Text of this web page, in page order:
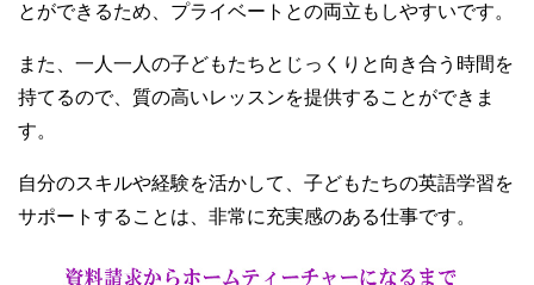
とができるため、プライベートとの両立もしやすいです。
また、一人一人の子どもたちとじっくりと向き合う時間を
持てるので、質の高いレッスンを提供することができま
す。
自分のスキルや経験を活かして、子どもたちの英語学習を
サポートすることは、非常に充実感のある仕事です。